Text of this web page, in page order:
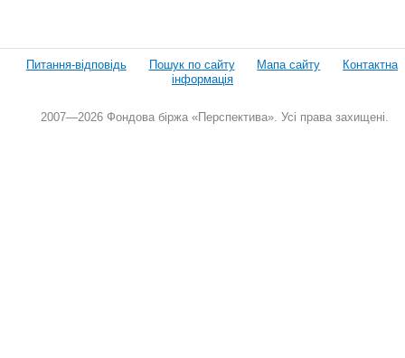
Питання-відповідь Пошук по сайту Мапа сайту
Контактна
інформація
2007—2026 Фондова біржа «Перспектива». Усі права захищені.